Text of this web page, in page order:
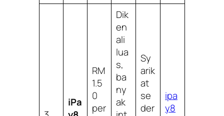
iPa
RM
1.5
0
per
Dik
en
ali
lua
s,
ba
ny
ak
Sy
arik
at
se
der
ipa
y8